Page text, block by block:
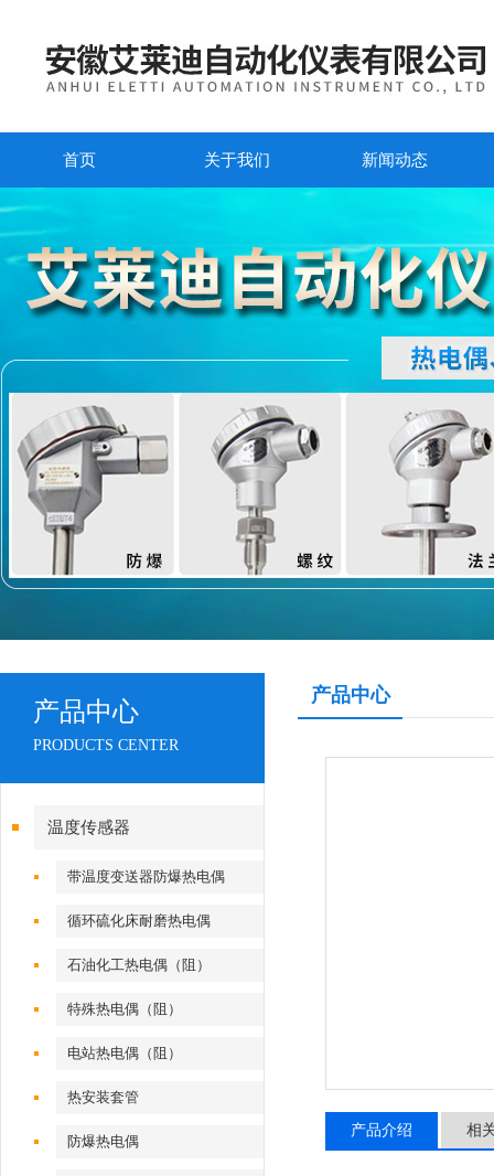
首页 关于我们 新闻动态
产品中心
PRODUCTS CENTER
温度传感器
带温度变送器防爆热电偶
（阻）
循环硫化床耐磨热电偶
石油化工热电偶（阻）
特殊热电偶（阻）
电站热电偶（阻）
热安装套管
防爆热电偶
产品中心
产品介绍 相